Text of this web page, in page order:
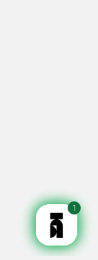
1